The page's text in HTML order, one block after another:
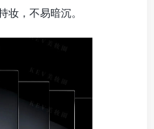
妆，不易暗沉。